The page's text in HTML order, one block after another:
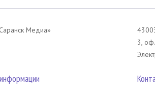
Mедиа»
3,